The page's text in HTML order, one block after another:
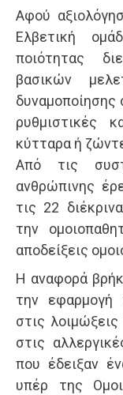
Αφού
Ελβετική
ποιότητας
βασικών
δυναμοποίησης
ρυθμιστικές
κύτταρα ή
Από τις
ανθρώπινης
τις 22
την
αποδείξεις
Η αναφορά
την εφαρμογή
στις
στις
που έδειξαν
υπέρ της